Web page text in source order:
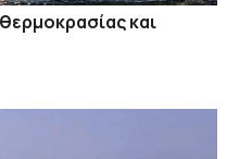
και